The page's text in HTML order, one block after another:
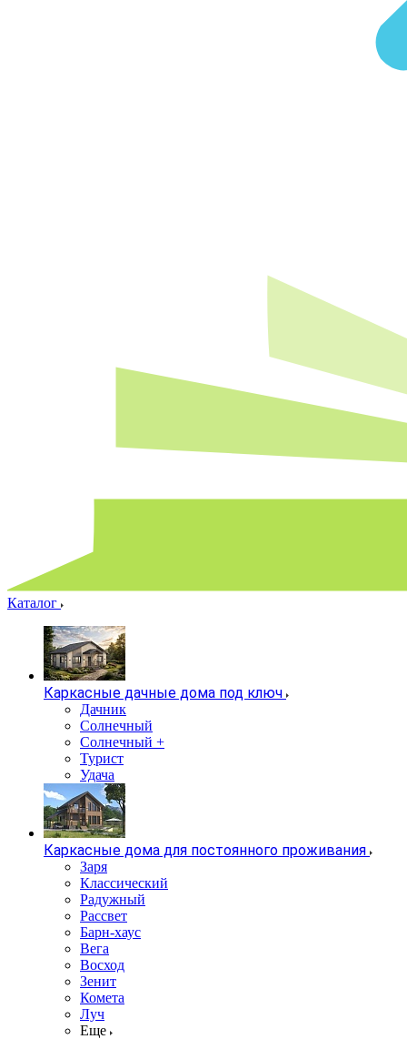
Каталог
Каркасные дачные дома под ключ
Дачник
Солнечный
Солнечный +
Турист
Удача
Каркасные дома для постоянного проживания
Заря
Классический
Радужный
Рассвет
Барн-хаус
Вега
Восход
Зенит
Комета
Луч
Еще